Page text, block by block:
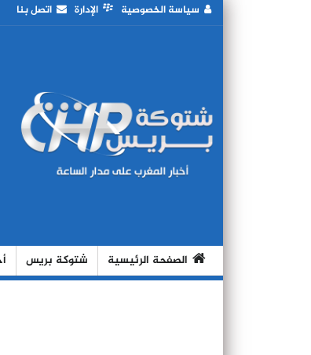
سياسة الخصوصية الإدارة اتصل بنا
الصفحة الرئيسية شتوكة بريس